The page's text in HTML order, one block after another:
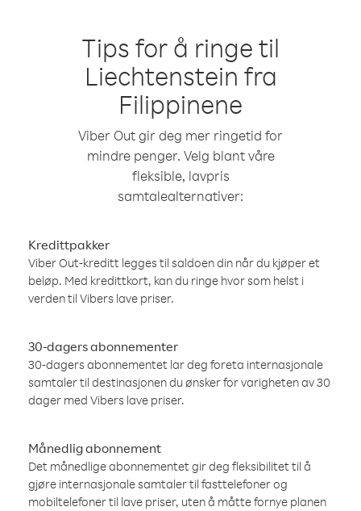
Tips for å ringe til
Liechtenstein fra
Filippinene
Viber Out gir deg mer ringetid for
mindre penger. Velg blant våre
fleksible, lavpris
samtalealternativer:
Kredittpakker
Viber Out-kreditt legges til saldoen din når du kjøper et
beløp. Med kredittkort, kan du ringe hvor som helst i
verden til Vibers lave priser.
30-dagers abonnementer
30-dagers abonnementet lar deg foreta internasjonale
samtaler til destinasjonen du ønsker for varigheten av 30
dager med Vibers lave priser.
Månedlig abonnement
Det månedlige abonnementet gir deg fleksibilitet til å
gjøre internasjonale samtaler til fasttelefoner og
mobiltelefoner til lave priser, uten å måtte fornye planen